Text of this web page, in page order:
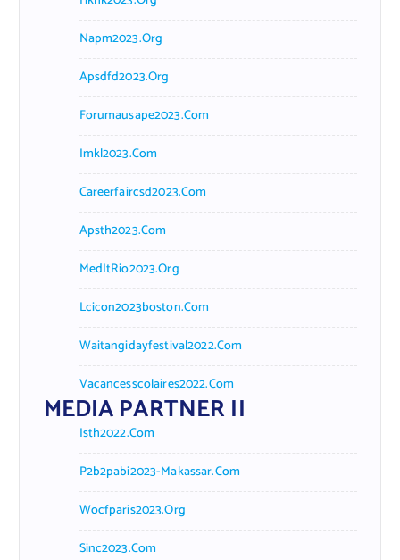
Napm2023.org
Apsdfd2023.org
Forumausape2023.com
Imkl2023.com
Careerfaircsd2023.com
Apsth2023.com
MedItRio2023.org
Lcicon2023boston.com
Waitangidayfestival2022.com
Vacancesscolaires2022.com
MEDIA PARTNER II
Isth2022.com
P2b2pabi2023-Makassar.com
Wocfparis2023.org
Sinc2023.com